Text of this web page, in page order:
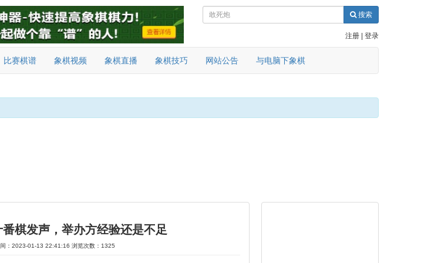
搜索
注册 登录
比赛棋谱 象棋视频 象棋直播 象棋技巧 网站公告 与电脑下象棋
棋发声，举办方经验还是不足
：2023-01-13 22:41:16 浏览次数：1325